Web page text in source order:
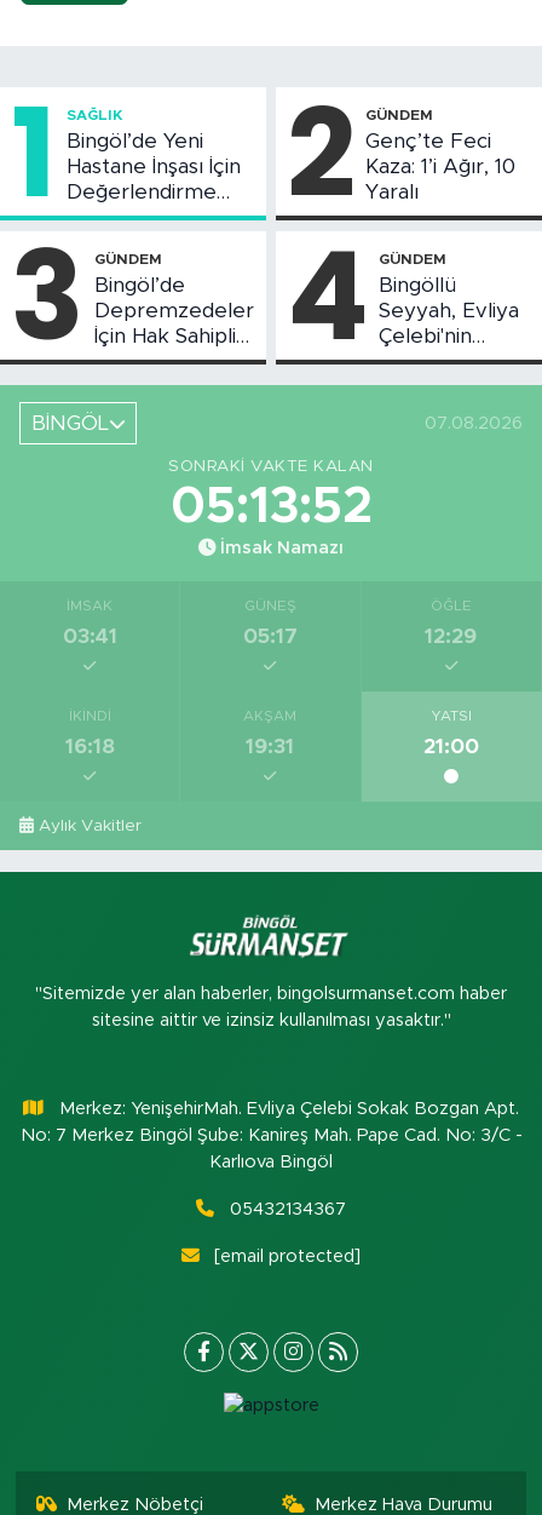
1 SAĞLIK
Bingöl’de Yeni
Hastane İnşası İçin
Değerlendirme
Toplantısı Yapıldı
2 GÜNDEM
Genç’te Feci
Kaza: 1’i Ağır, 10
Yaralı
3 GÜNDEM
Bingöl’de
Depremzedeler
İçin Hak Sahipliği
Askı Süreci
Başladı
4 GÜNDEM
Bingöllü
Seyyah, Evliya
Çelebi'nin
Bahsettiği
Bingöl'deki O
BİNGÖL 07.08.2026
SONRAKI VAKTE KALAN
05:13:51
İmsak Namazı
İMSAK
03:41
GÜNEŞ
05:17
ÖĞLE
12:29
İKINDI
16:18
AKŞAM
19:31
YATSI
21:00
Aylık Vakitler
"Sitemizde yer alan haberler, bingolsurmanset.com haber
sitesine aittir ve izinsiz kullanılması yasaktır."
Merkez: YenişehirMah. Evliya Çelebi Sokak Bozgan Apt.
No: 7 Merkez Bingöl Şube: Kanireş Mah. Pape Cad. No: 3/C -
Karlıova Bingöl
05432134367
[email protected]
Merkez Nöbetçi Merkez Hava Durumu